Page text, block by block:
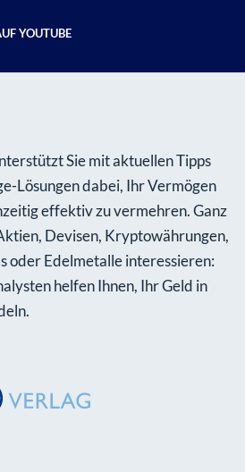
YOUTUBE
Sie mit aktuellen Tipps
Lösungen dabei, Ihr Vermögen
effektiv zu vermehren. Ganz
Devisen, Kryptowährungen,
oder Edelmetalle interessieren:
helfen Ihnen, Ihr Geld in